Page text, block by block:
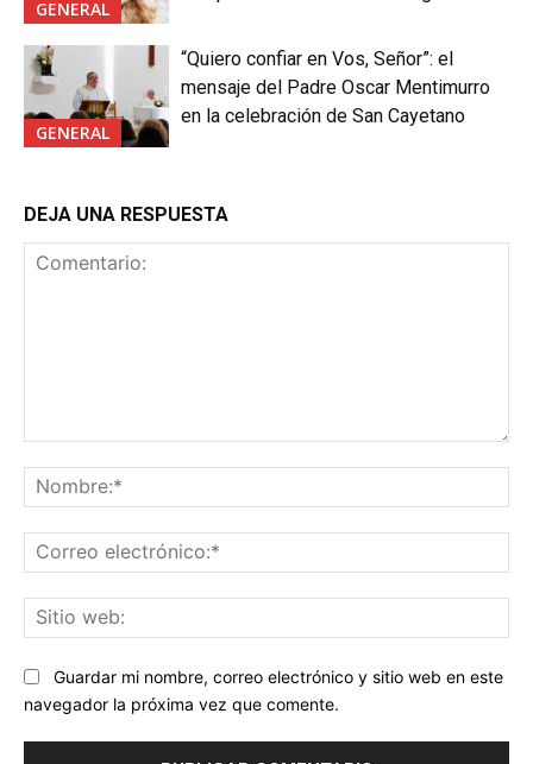
GENERAL
GENERAL
“Quiero confiar en Vos, Señor”: el
mensaje del Padre Oscar Mentimurro
en la celebración de San Cayetano
DEJA UNA RESPUESTA
Guardar mi nombre, correo electrónico y sitio web en este
navegador la próxima vez que comente.